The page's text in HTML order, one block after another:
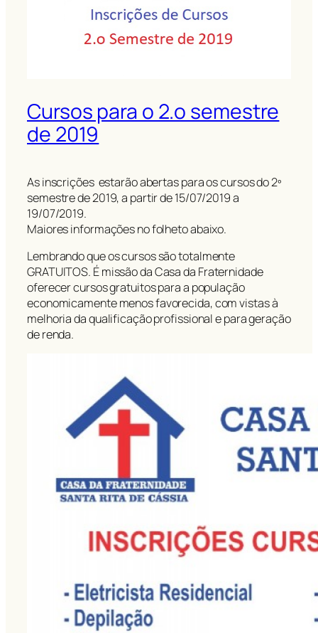
Cursos para o 2.o semestre
de 2019
As inscrições estarão abertas para os cursos do 2º
semestre de 2019, a partir de 15/07/2019 a
19/07/2019.
Maiores informações no folheto abaixo.
Lembrando que os cursos são totalmente
GRATUITOS. É missão da Casa da Fraternidade
oferecer cursos gratuitos para a população
economicamente menos favorecida, com vistas à
melhoria da qualificação profissional e para geração
de renda.